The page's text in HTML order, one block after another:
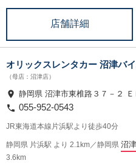
店舗詳細
オリックスレンタカー 沼津バ
（母店：沼津店）
静岡県 沼津市東椎路３７－２
055-952-0543
JR東海道本線片浜駅より徒歩40分
静岡県 片浜駅 より 2.1km／静岡県 沼
3.6km